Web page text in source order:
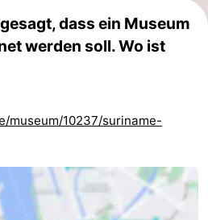
dass ein Museum
werden soll. Wo ist
museum/10237/suriname-